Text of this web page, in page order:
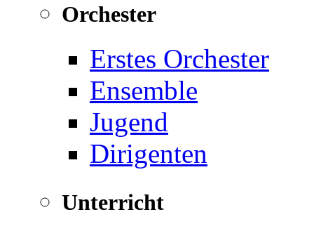
Orchester
Erstes Orchester
Ensemble
Jugend
Dirigenten
Unterricht